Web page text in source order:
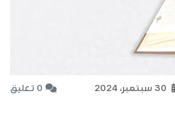
0 تعليق